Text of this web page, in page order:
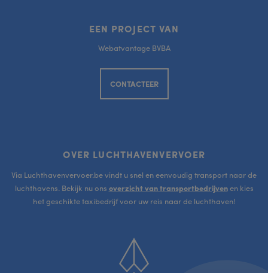
EEN PROJECT VAN
Webatvantage BVBA
CONTACTEER
OVER LUCHTHAVENVERVOER
Via Luchthavenvervoer.be vindt u snel en eenvoudig transport naar de
luchthavens. Bekijk nu ons overzicht van transportbedrijvenen kies
het geschikte taxibedrijf voor uw reis naar de luchthaven!
Scroll
to
top